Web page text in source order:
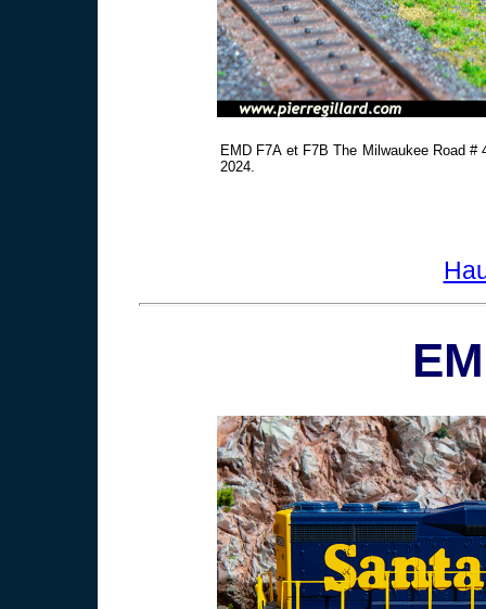
EMD F7A et F7B The Milwaukee Road
2024.